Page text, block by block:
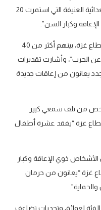
مكان آمن في غزة” مبينة أن “الأعمال العدائية العنيفة التي استمرت 20
وكبار السن”.
ووثقت إصابة 134 ألف و105 أشخاص بقطاع غزة، بينهم أكثر من 40
عن الحرب”، وأشارت تقديرات
الجدد يعانون من إعاقات جديدة
“أكثر من 35 ألف شخص من تلف سمعي كبير
قطاع غزة “يفقد عشرة أطفال
ذوي الإعاقة وكبار
غزة “يعانون من حرمان
لعوائق وتحديات تضاعف